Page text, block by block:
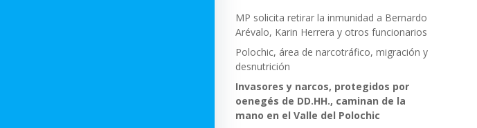
MP solicita retirar la inmunidad a Bernardo
Arévalo, Karin Herrera y otros funcionarios
Polochic, área de narcotráfico, migración y
desnutrición
Invasores y narcos, protegidos por
oenegés de DD.HH., caminan de la
mano en el Valle del Polochic